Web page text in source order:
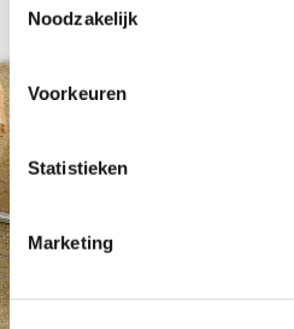
Noodzakelijk
Voorkeuren
Statistieken
Marketing